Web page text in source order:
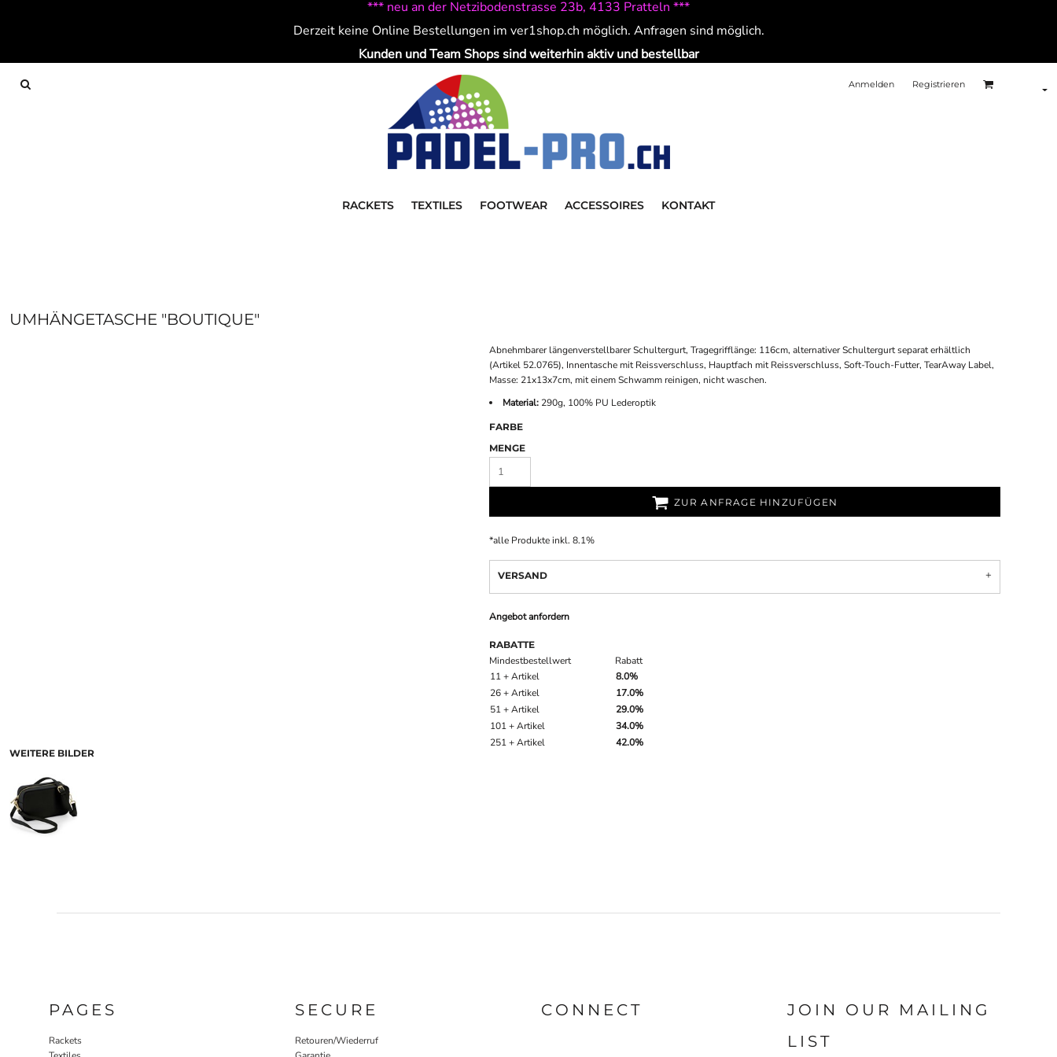
*** neu an der Netzibodenstrasse 23b, 4133 Pratteln ***
Derzeit keine Online Bestellungen im ver1shop.ch möglich. Anfragen sind möglich.
Kunden und Team Shops sind weiterhin aktiv und bestellbar
Anmelden Registrieren
RACKETS TEXTILES FOOTWEAR ACCESSOIRES KONTAKT
UMHÄNGETASCHE "BOUTIQUE"
WEITERE BILDER
Abnehmbarer längenverstellbarer Schultergurt, Tragegrifflänge: 116cm, alternativer Schultergurt separat erhältlich
(Artikel 52.0765), Innentasche mit Reissverschluss, Hauptfach mit Reissverschluss, Soft-Touch-Futter, TearAway Label,
Masse: 21x13x7cm, mit einem Schwamm reinigen, nicht waschen.
Material: 290g, 100% PU Lederoptik
FARBE
MENGE
ZUR ANFRAGE HINZUFÜGEN
*alle Produkte inkl. 8.1%
VERSAND
Angebot anfordern
RABATTE
Mindestbestellwert
Rabatt
11 + Artikel
8.0%
26 + Artikel
17.0%
51 + Artikel
29.0%
101 + Artikel
34.0%
251 + Artikel
42.0%
PAGES
Rackets
SECURE
Retouren/Wiederruf
CONNECT
JOIN OUR MAILING
LIST
FOOTWEAR